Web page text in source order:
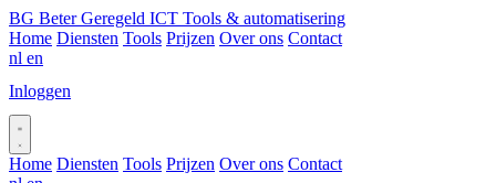
BG Beter Geregeld ICT Tools & automatisering
Home Diensten Tools Prijzen Over ons Contact
nl en
Inloggen
Home Diensten Tools Prijzen Over ons Contact